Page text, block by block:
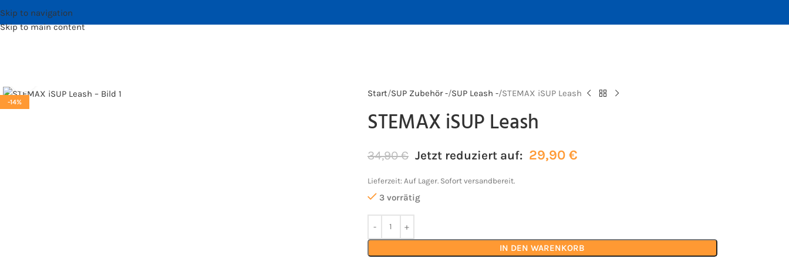
Skip to navigation
Skip to main content
-14%
Start SUP Zubehör - SUP Leash - STEMAX iSUP Leash
STEMAX iSUP Leash
34,90€ Jetzt reduziert auf: 29,90 €
Lieferzeit: Auf Lager. Sofort versandbereit.
3 vorrätig
IN DEN WARENKORB